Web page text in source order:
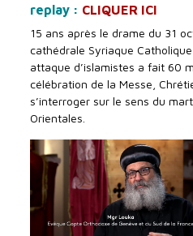
replay : CLIQUER ICI
15 ans après le drame du 31
cathédrale Syriaque
attaque d’islamistes a fait 60
célébration de la Messe,
s’interroger sur le sens du
Orientales.